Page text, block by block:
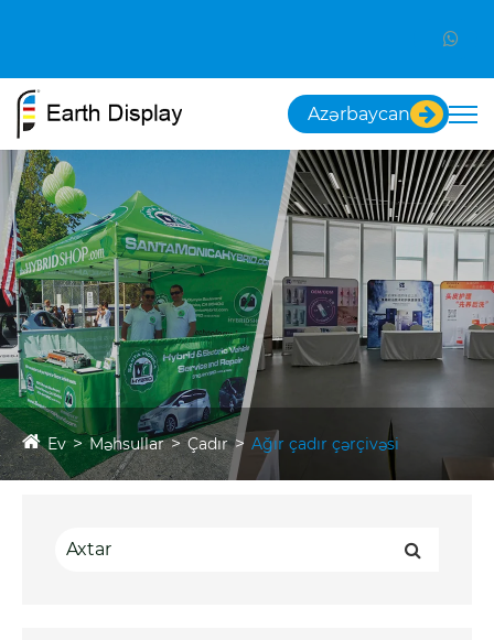
Azərbaycan
Ev Məhsullar Çadır Ağır çadır çərçivəsi